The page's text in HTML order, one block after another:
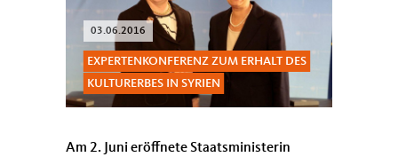
03.06.2016
EXPERTENKONFERENZ ZUM ERHALT DES
KULTURERBES IN SYRIEN
Am 2. Juni eröffnete Staatsministerin